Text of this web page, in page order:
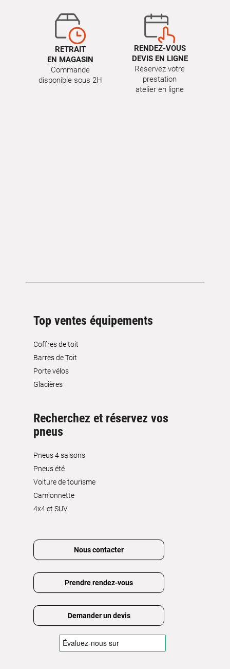
RETRAIT
EN MAGASIN
Commande
disponible sous 2H
RENDEZ-VOUS
DEVIS EN LIGNE
Réservez votre
prestation
atelier en ligne
Top ventes équipements
Coffres de toit
Barres de Toit
Porte vélos
Glacières
Recherchez et réservez vos
pneus
Pneus 4 saisons
Pneus été
Voiture de tourisme
Camionnette
4x4 et SUV
Nous contacter
Prendre rendez-vous
Demander un devis